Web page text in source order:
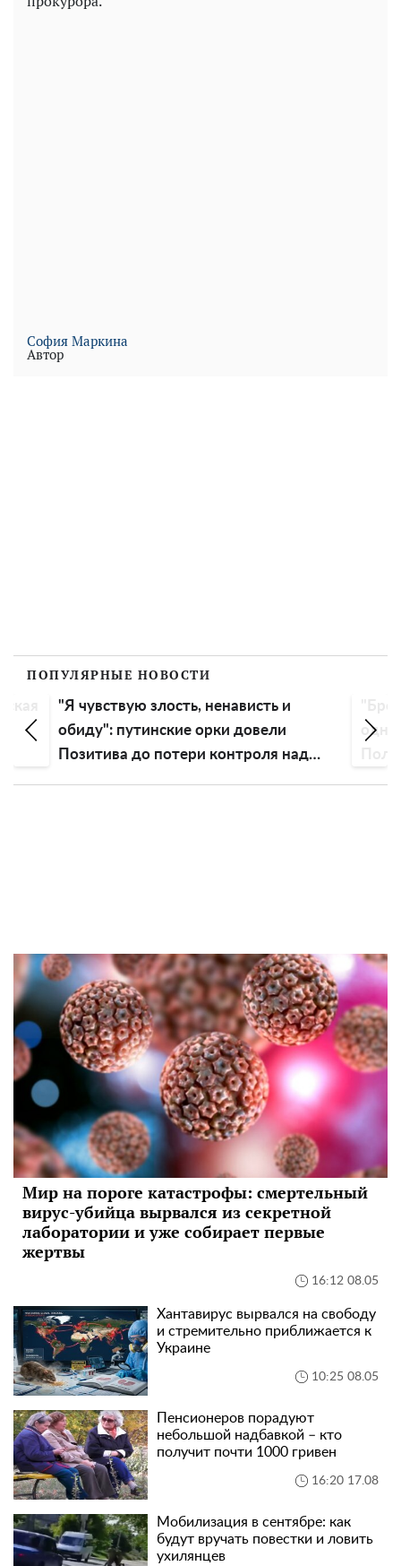
София Маркина
Автор
ПОПУЛЯРНЫЕ НОВОСТИ
"Я чувствую злость, ненависть и
обиду": путинские орки довели
Позитива до потери контроля над
Мир на пороге катастрофы: смертельный
вирус-убийца вырвался из секретной
лаборатории и уже собирает первые
жертвы
16:12 08.05
Хантавирус вырвался на свободу
и стремительно приближается к
Украине
10:25 08.05
Пенсионеров порадуют
небольшой надбавкой – кто
получит почти 1000 гривен
16:20 17.08
Мобилизация в сентябре: как
будут вручать повестки и ловить
ухилянцев